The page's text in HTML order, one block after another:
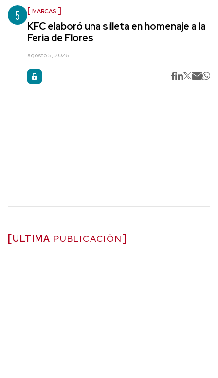
5 MARCAS
KFC elaboró una silleta en homenaje a la
Feria de Flores
agosto 5, 2026
ÚLTIMA PUBLICACIÓN